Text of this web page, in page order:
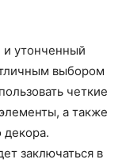
утонченный
выбором
четкие
а также
декора.
заключаться в